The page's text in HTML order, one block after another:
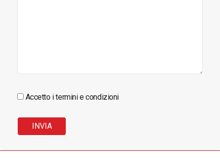
Accetto i termini e condizioni